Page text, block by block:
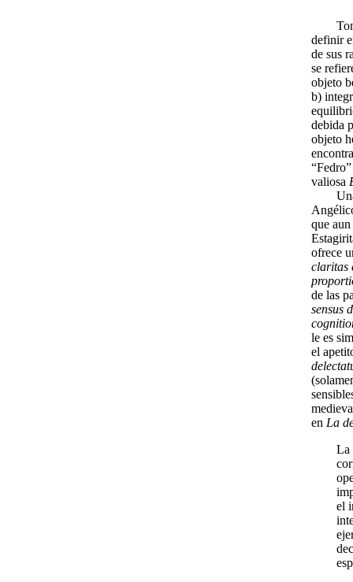
definir
de sus
se
objeto
b)
debida
objeto
valiosa
Una
que
ofrece
claritas
de las
sensus
le es
el
en La
La
el